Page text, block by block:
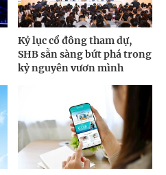
Kỷ lục cổ đông tham dự,
SHB sẵn sàng bứt phá trong
kỷ nguyên vươn mình